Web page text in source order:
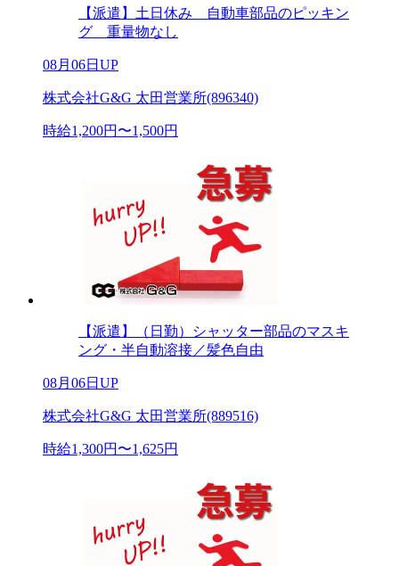
【派遣】土日休み 自動車部品のピッキン
グ 重量物なし
08月06日UP
株式会社G&G 太田営業所(896340)
時給1,200円〜1,500円
【派遣】（日勤）シャッター部品のマスキ
ング・半自動溶接／髪色自由
08月06日UP
株式会社G&G 太田営業所(889516)
時給1,300円〜1,625円